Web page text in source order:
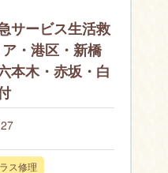
サービス生活救
・港区・新橋
本木・赤坂・白
ス修理